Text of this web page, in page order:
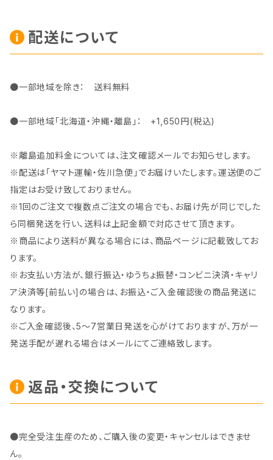
配送について
●一部地域を除き： 送料無料
●一部地域「北海道・沖縄・離島」： +1,650円(税込)
※離島追加料金については、注文確認メールでお知らせします。
※配送は「ヤマト運輸・佐川急便」でお届けいたします。運送便のご
指定はお受け致しておりません。
※1回のご注文で複数点ご注文の場合でも、お届け先が同じでした
ら同梱発送を行い、送料は上記金額で対応させて頂きます。
※商品により送料が異なる場合には、商品ページに記載致してお
ります。
※お支払い方法が、銀行振込・ゆうちょ振替・コンビニ決済・キャリ
ア決済等[前払い]の場合は、お振込・ご入金確認後の商品発送に
なります。
※ご入金確認後、5～7営業日発送を心がけておりますが、万が一
発送手配が遅れる場合はメールにてご連絡致します。
返品・交換について
●完全受注生産のため、ご購入後の変更・キャンセルはできませ
ん。